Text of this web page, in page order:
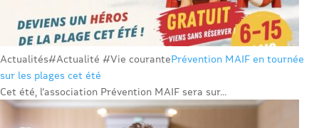
Actualités#Actualité #Vie courantePrévention MAIF en tournée
sur les plages cet été
Cet été, l’association Prévention MAIF sera sur...